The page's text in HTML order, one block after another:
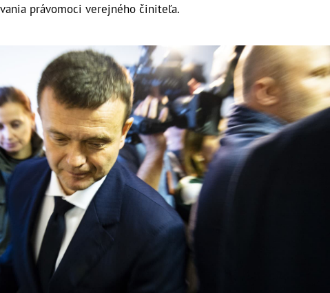
právomoci verejného činiteľa.